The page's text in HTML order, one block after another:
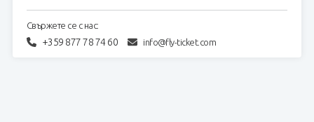
Свържете се с нас:
+359 877 78 74 60 info@fly-ticket.com